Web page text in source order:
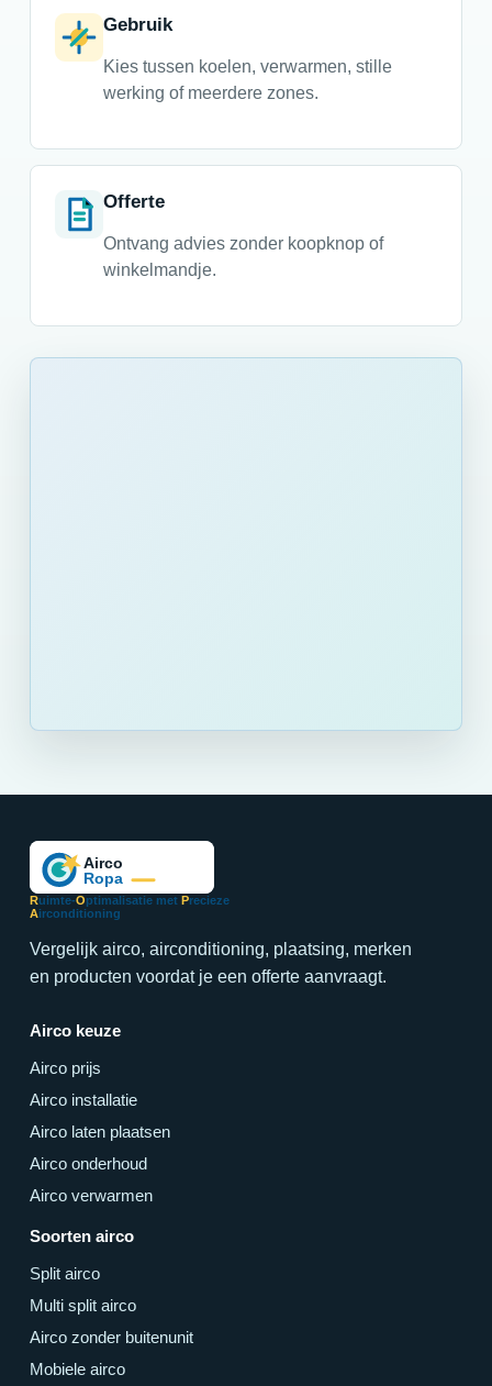
Gebruik
Kies tussen koelen, verwarmen, stille
werking of meerdere zones.
Offerte
Ontvang advies zonder koopknop of
winkelmandje.
Ruimte-Optimalisatie met Precieze
Airconditioning
Vergelijk airco, airconditioning, plaatsing, merken
en producten voordat je een offerte aanvraagt.
Airco keuze
Airco prijs
Airco installatie
Airco laten plaatsen
Airco onderhoud
Airco verwarmen
Soorten airco
Split airco
Multi split airco
Airco zonder buitenunit
Mobiele airco